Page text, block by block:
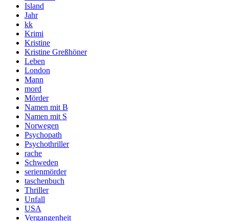
Island
Jahr
kk
Krimi
Kristine
Kristine Greßhöner
Leben
London
Mann
mord
Mörder
Namen mit B
Namen mit S
Norwegen
Psychopath
Psychothriller
rache
Schweden
serienmörder
taschenbuch
Thriller
Unfall
USA
Vergangenheit